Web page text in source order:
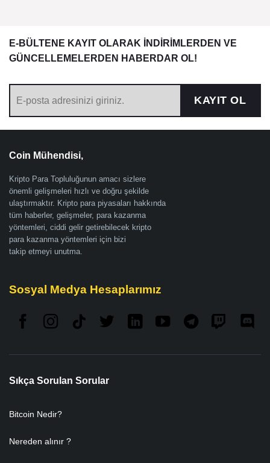
E-BÜLTENE KAYIT OLARAK İNDİRİMLERDEN VE
GÜNCELLEMELERDEN HABERDAR OL!
KAYIT OL
Coin Mühendisi,
Kripto Para Topluluğunun amacı sizlere
önemli gelişmeleri hızlı ve doğru şekilde
ulaştırmaktır. Kripto para piyasaları hakkında
tüm haberler, gelişmeler, para kazanma
yöntemleri, ciddi gelir getirebilecek kripto
para kazanma yöntemleri için bizi
takip etmeyi unutma.
Sosyal Medya Hesaplarımız
Sıkça Sorulan Sorular
Bitcoin Nedir?
Nereden alınır ?